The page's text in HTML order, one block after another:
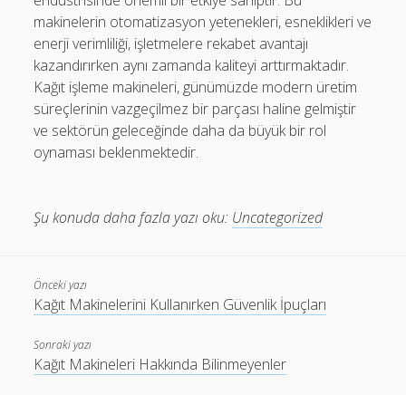
makinelerin otomatizasyon yetenekleri, esneklikleri ve
enerji verimliliği, işletmelere rekabet avantajı
kazandırırken aynı zamanda kaliteyi arttırmaktadır.
Kağıt işleme makineleri, günümüzde modern üretim
süreçlerinin vazgeçilmez bir parçası haline gelmiştir
ve sektörün geleceğinde daha da büyük bir rol
oynaması beklenmektedir.
Şu konuda daha fazla yazı oku: Uncategorized
Önceki yazı
Kağıt Makinelerini Kullanırken Güvenlik İpuçları
Sonraki yazı
Kağıt Makineleri Hakkında Bilinmeyenler